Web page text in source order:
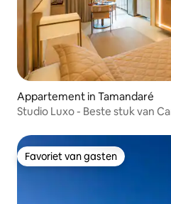
Appartement in Tamandaré
Studio Luxo - Beste stuk van
Favoriet van gasten
Favoriet van gasten